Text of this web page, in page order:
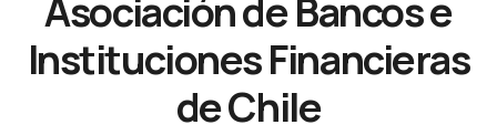
Asociación de Bancos e
Instituciones Financieras
de Chile